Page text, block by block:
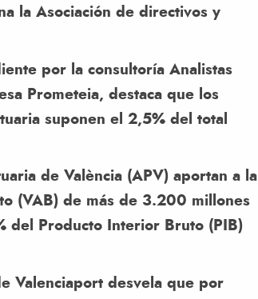
la Asociación de directivos y
por la consultoría Analistas
Prometeia, destaca que los
suponen el 2,5% del total
de València (APV) aportan a la
(VAB) de más de 3.200 millones
del Producto Interior Bruto (PIB)
Valenciaport desvela que por